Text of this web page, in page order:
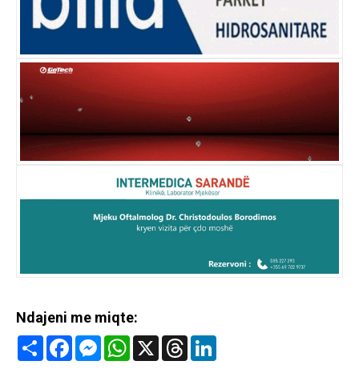
Ndajeni me miqte:
Share FacebookMessenger
WhatsApp
X Threads